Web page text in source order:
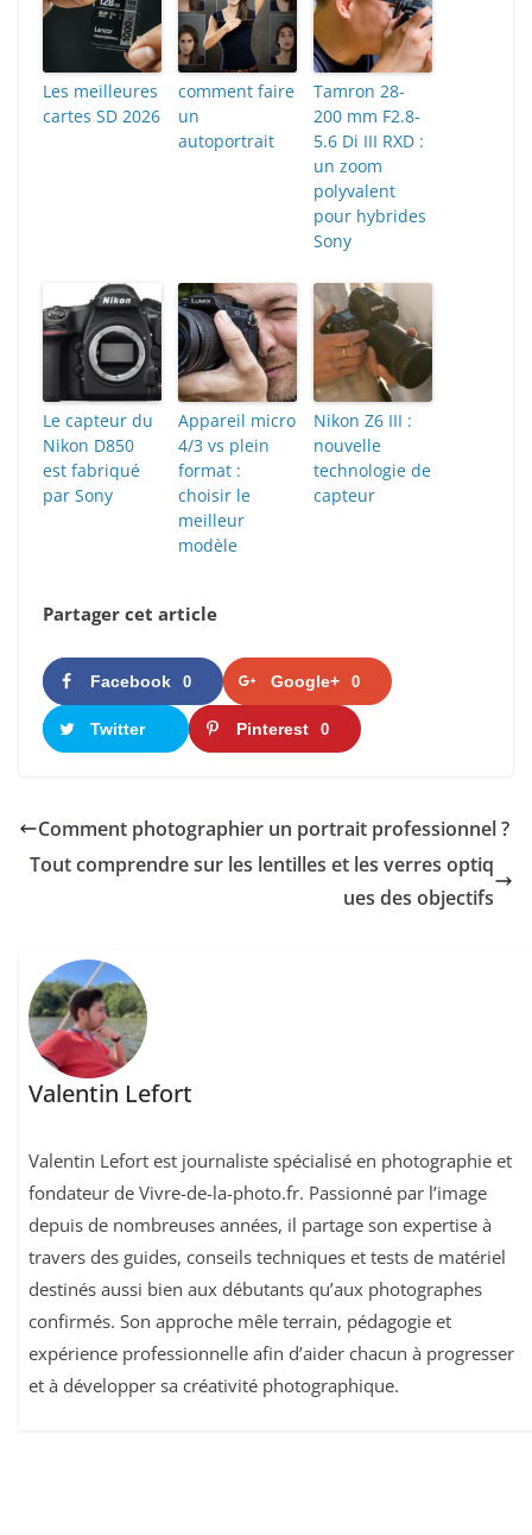
Les meilleures
cartes SD 2026
comment faire
un
autoportrait
Tamron 28-
200 mm F2.8-
5.6 Di III RXD :
un zoom
polyvalent
pour hybrides
Sony
Le capteur du
Nikon D850
est fabriqué
par Sony
Appareil micro
4/3 vs plein
format :
choisir le
meilleur
modèle
Nikon Z6 III :
nouvelle
technologie de
capteur
Partager cet article
Facebook 0 Google+ 0
Twitter Pinterest 0
Comment photographier un portrait professionnel ?
Tout comprendre sur les lentilles et les verres optiq
ues des objectifs
Valentin Lefort
Valentin Lefort est journaliste spécialisé en photographie et
fondateur de Vivre-de-la-photo.fr. Passionné par l’image
depuis de nombreuses années, il partage son expertise à
travers des guides, conseils techniques et tests de matériel
destinés aussi bien aux débutants qu’aux photographes
confirmés. Son approche mêle terrain, pédagogie et
expérience professionnelle afin d’aider chacun à progresser
et à développer sa créativité photographique.